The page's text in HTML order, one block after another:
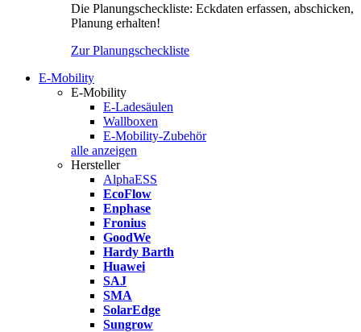
Die Planungscheckliste: Eckdaten erfassen, abschicken,
Planung erhalten!
Zur Planungscheckliste
E-Mobility
E-Mobility
E-Ladesäulen
Wallboxen
E-Mobility-Zubehör
alle anzeigen
Hersteller
AlphaESS
EcoFlow
Enphase
Fronius
GoodWe
Hardy Barth
Huawei
SAJ
SMA
SolarEdge
Sungrow